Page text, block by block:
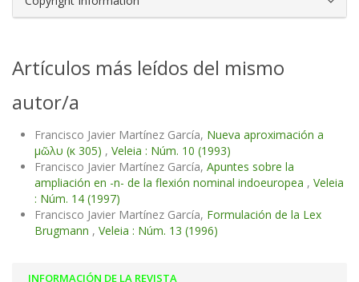
Artículos más leídos del mismo
autor/a
Francisco Javier Martínez García, Nueva aproximación a
μῶλυ (κ 305) , Veleia : Núm. 10 (1993)
Francisco Javier Martínez García, Apuntes sobre la
ampliación en -n- de la flexión nominal indoeuropea , Veleia
: Núm. 14 (1997)
Francisco Javier Martínez García, Formulación de la Lex
Brugmann , Veleia : Núm. 13 (1996)
INFORMACIÓN DE LA REVISTA